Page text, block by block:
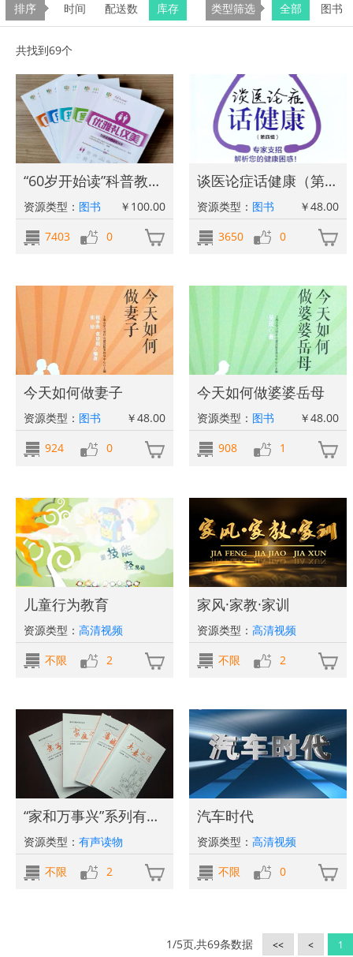
排序 时间 配送数 库存 类型筛选 全部 图书
共找到69个
“60岁开始读”科普教育丛书（第6辑）
资源类型： 图书
￥100.00
7403
0
谈医论症话健康（第四辑）
资源类型： 图书
￥48.00
3650
0
今天如何做妻子
资源类型： 图书
￥48.00
924
0
今天如何做婆婆岳母
资源类型： 图书
￥48.00
908
1
儿童行为教育
资源类型： 高清视频
不限
2
家风·家教·家训
资源类型： 高清视频
不限
2
“家和万事兴”系列有声读物
资源类型： 有声读物
不限
2
汽车时代
资源类型： 高清视频
不限
0
1/5页,共69条数据 << < 1